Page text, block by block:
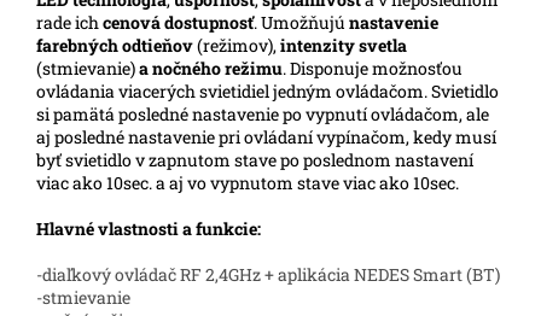
rade ichcenová dostupnosť. Umožňujú nastavenie
farebných odtieňov(režimov),intenzity svetla
(stmievanie)a nočného režimu. Disponuje možnosťou
ovládania viacerých svietidiel jedným ovládačom. Svietidlo
si pamätá posledné nastavenie po vypnutí ovládačom, ale
aj posledné nastavenie pri ovládaní vypínačom, kedy musí
byť svietidlo v zapnutom stave po poslednom nastavení
viac ako 10sec. a aj vo vypnutom stave viac ako 10sec.
Hlavné vlastnosti a funkcie:
-diaľkový ovládač RF 2,4GHz + aplikácia NEDES Smart (BT)
-stmievanie